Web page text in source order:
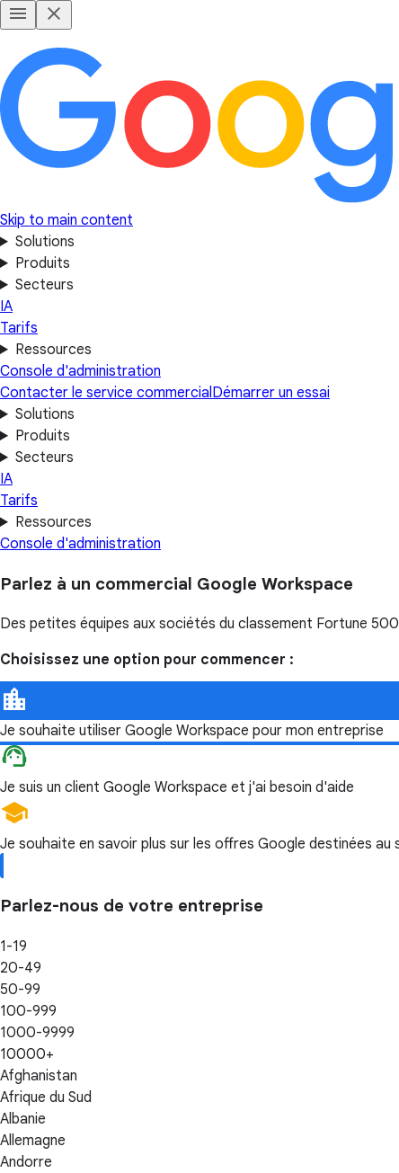
Skip to main content
Solutions
Produits
Secteurs
IA
Tarifs
Ressources
Console d'administration
Contacter le service commercialDémarrer un essai
Solutions
Produits
Secteurs
IA
Tarifs
Ressources
Console d'administration
Parlez à un commercial Google Workspace
Des petites équipes aux sociétés du classement Fortune
Choisissez une option pour commencer :
Je souhaite utiliser Google Workspace pour mon entreprise
Je suis un client Google Workspace et j'ai besoin d'aide
Je souhaite en savoir plus sur les offres Google destinées
Parlez-nous de votre entreprise
1-19
20-49
50-99
100-999
1000-9999
10000+
Afghanistan
Afrique du Sud
Albanie
Allemagne
Andorre